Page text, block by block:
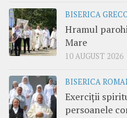
BISERICA
Hramul
Mare
10 AUGUST 2026
BISERICA
Exerciții
persoanele